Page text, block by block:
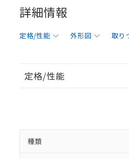
詳細情報
定格/性能 外形図 取り
定格/性能
種類